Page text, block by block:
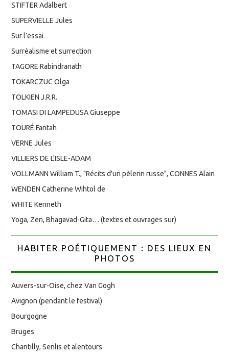
STIFTER Adalbert
SUPERVIELLE Jules
Sur l’essai
Surréalisme et surrection
TAGORE Rabindranath
TOKARCZUC Olga
TOLKIEN J.R.R.
TOMASI DI LAMPEDUSA Giuseppe
TOURÉ Fantah
VERNE Jules
VILLIERS DE L'ISLE-ADAM
VOLLMANN William T., "Récits d'un pèlerin russe", CONNES Alain
WENDEN Catherine Wihtol de
WHITE Kenneth
Yoga, Zen, Bhagavad-Gita… (textes et ouvrages sur)
HABITER POÉTIQUEMENT : DES LIEUX EN
PHOTOS
Auvers-sur-Oise, chez Van Gogh
Avignon (pendant le festival)
Bourgogne
Bruges
Chantilly, Senlis et alentours